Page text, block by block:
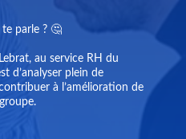
parle ? 🤔
au service RH du
d’analyser plein de
à l’amélioration de